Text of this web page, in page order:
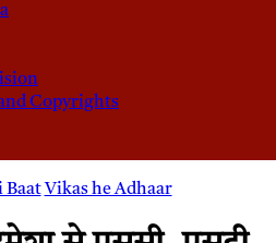
Copyrights
BaatVikas he Adhaar